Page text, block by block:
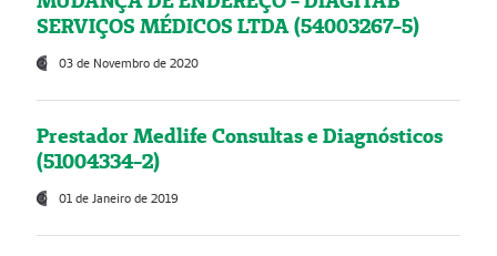
SERVIÇOS MÉDICOS LTDA (54003267-5)
03 de Novembro de 2020
Prestador Medlife Consultas e Diagnósticos
(51004334-2)
01 de Janeiro de 2019